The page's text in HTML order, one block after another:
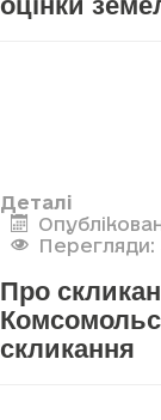
Деталі
Перегляди:
Про
скликання